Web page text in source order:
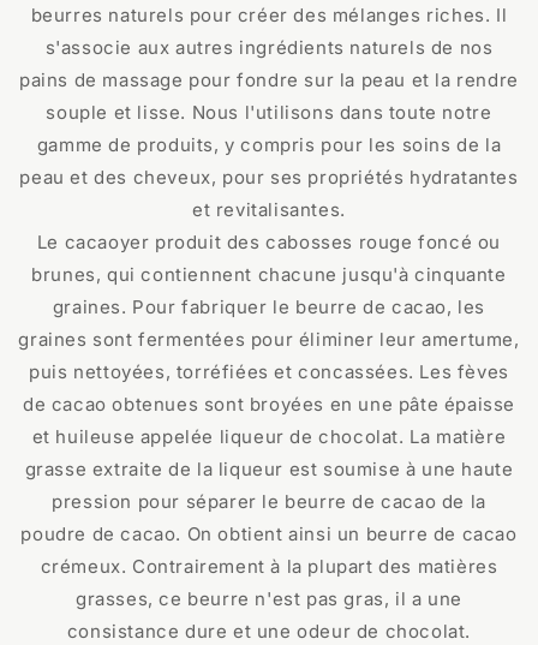
beurres naturels pour créer des mélanges riches. Il
s'associe aux autres ingrédients naturels de nos
pains de massage pour fondre sur la peau et la rendre
souple et lisse. Nous l'utilisons dans toute notre
gamme de produits, y compris pour les soins de la
peau et des cheveux, pour ses propriétés hydratantes
et revitalisantes.
Le cacaoyer produit des cabosses rouge foncé ou
brunes, qui contiennent chacune jusqu'à cinquante
graines. Pour fabriquer le beurre de cacao, les
graines sont fermentées pour éliminer leur amertume,
puis nettoyées, torréfiées et concassées. Les fèves
de cacao obtenues sont broyées en une pâte épaisse
et huileuse appelée liqueur de chocolat. La matière
grasse extraite de la liqueur est soumise à une haute
pression pour séparer le beurre de cacao de la
poudre de cacao. On obtient ainsi un beurre de cacao
crémeux. Contrairement à la plupart des matières
grasses, ce beurre n'est pas gras, il a une
consistance dure et une odeur de chocolat.